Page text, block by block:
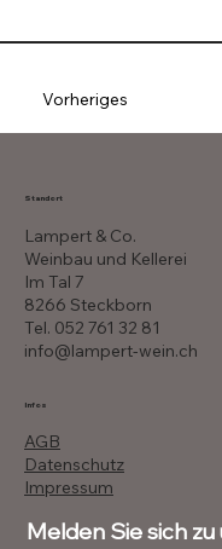
Vorheriges
Standort
Lampert & Co.
Weinbau und Kellerei
Im Tal 7
8266 Steckborn
Tel. 052 761 32 81
info@lampert-wein.ch
Infos
AGB
Datenschutz
Impressum
Melden Sie sich